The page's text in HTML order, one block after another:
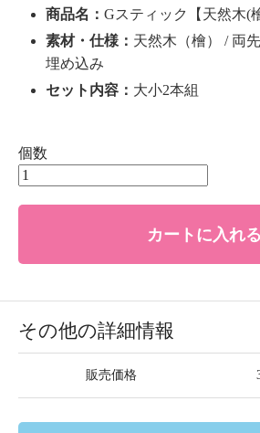
商品名： Gスティック【天然木(
素材・仕様： 天然木（檜） / 両
埋め込み
セット内容： 大小2本組
個数
カートに入れる
その他の詳細情報
販売価格